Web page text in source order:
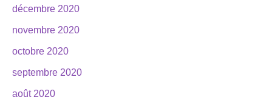
décembre 2020
novembre 2020
octobre 2020
septembre 2020
août 2020